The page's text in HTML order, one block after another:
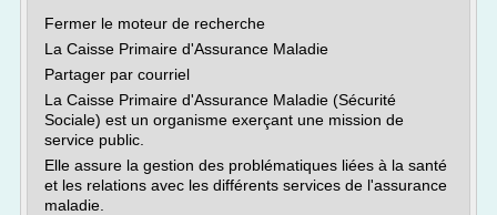
Fermer le moteur de recherche
La Caisse Primaire d'Assurance Maladie
Partager par courriel
La Caisse Primaire d'Assurance Maladie (Sécurité
Sociale) est un organisme exerçant une mission de
service public.
Elle assure la gestion des problématiques liées à la santé
et les relations avec les différents services de l'assurance
maladie.